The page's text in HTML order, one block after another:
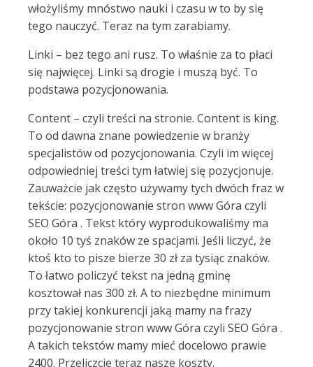
włożyliśmy mnóstwo nauki i czasu w to by się
tego nauczyć. Teraz na tym zarabiamy.
Linki – bez tego ani rusz. To właśnie za to płaci
się najwięcej. Linki są drogie i muszą być. To
podstawa pozycjonowania.
Content – czyli treści na stronie. Content is king.
To od dawna znane powiedzenie w branży
specjalistów od pozycjonowania. Czyli im więcej
odpowiedniej treści tym łatwiej się pozycjonuje.
Zauważcie jak często używamy tych dwóch fraz w
tekście: pozycjonowanie stron www Góra czyli
SEO Góra . Tekst który wyprodukowaliśmy ma
około 10 tyś znaków ze spacjami. Jeśli liczyć, że
ktoś kto to pisze bierze 30 zł za tysiąc znaków.
To łatwo policzyć tekst na jedną gminę
kosztował nas 300 zł. A to niezbędne minimum
przy takiej konkurencji jaką mamy na frazy
pozycjonowanie stron www Góra czyli SEO Góra .
A takich tekstów mamy mieć docelowo prawie
2400. Przeliczcie teraz nasze koszty.